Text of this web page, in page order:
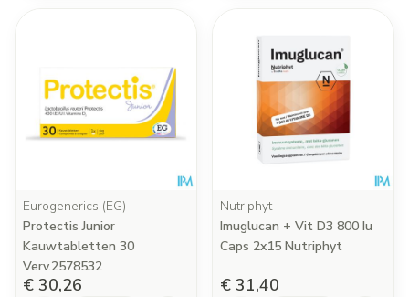
Eurogenerics (EG)
Protectis Junior
Kauwtabletten 30
Verv.2578532
€ 30,26
Nutriphyt
Imuglucan + Vit D3 800 Iu
Caps 2x15 Nutriphyt
€ 31,40